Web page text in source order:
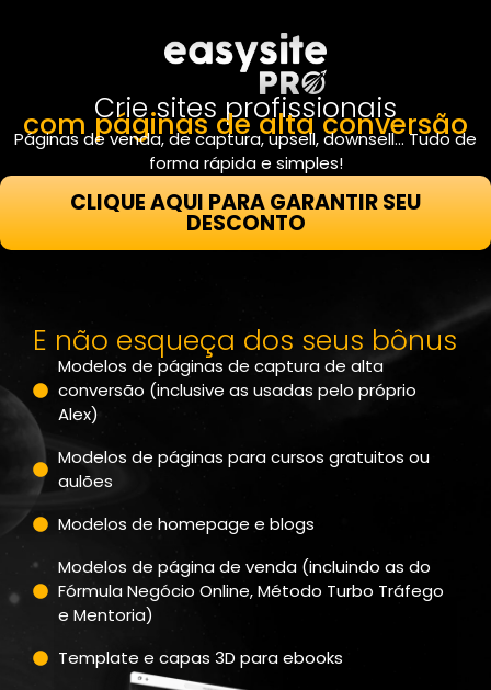
Crie sites profissionais
com páginas de alta conversão
Páginas de venda, de captura, upsell, downsell… Tudo de
forma rápida e simples!
CLIQUE AQUI PARA GARANTIR SEU
DESCONTO
E não esqueça dos seus bônus
Modelos de páginas de captura de alta
conversão (inclusive as usadas pelo próprio
Alex)
Modelos de páginas para cursos gratuitos ou
aulões
Modelos de homepage e blogs
Modelos de página de venda (incluindo as do
Fórmula Negócio Online, Método Turbo Tráfego
e Mentoria)
Template e capas 3D para ebooks